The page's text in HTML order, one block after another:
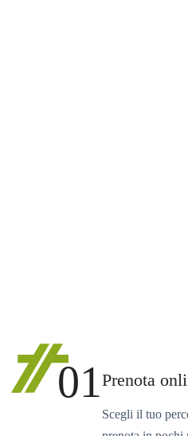
01Prenota
Scegli il tuo